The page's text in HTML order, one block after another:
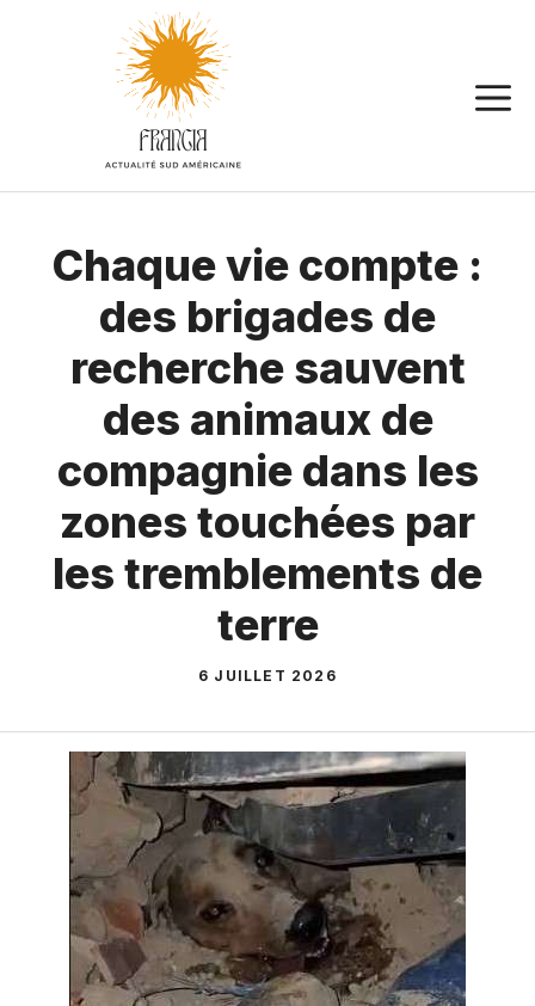
Chaque vie compte :
des brigades de
recherche sauvent
des animaux de
compagnie dans les
zones touchées par
les tremblements de
terre
6 JUILLET 2026